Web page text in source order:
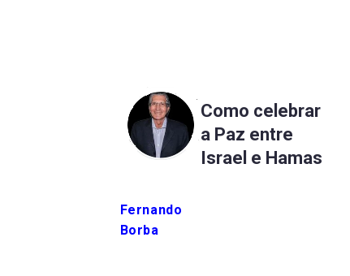
Fernando
Borba
Como celebrar
a Paz entre
Israel e Hamas